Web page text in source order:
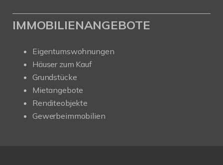
IMMOBILIENANGEBOTE
Eigentumswohnungen
Häuser zum Kauf
Grundstücke
Mietangebote
Renditeobjekte
Gewerbeimmobilien